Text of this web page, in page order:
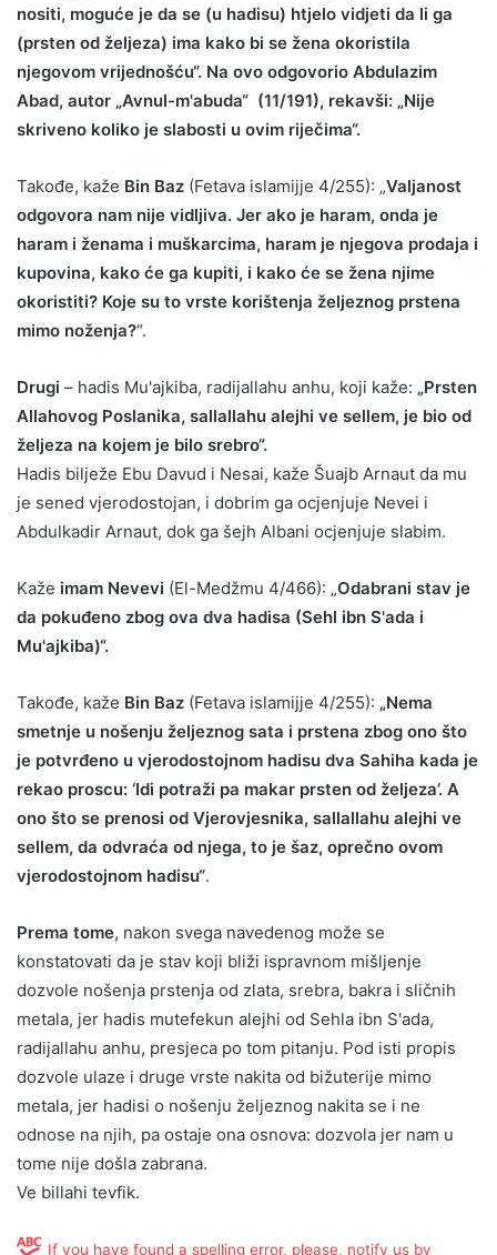
nositi, moguće je da se (u hadisu) htjelo vidjeti da li ga
(prsten od željeza) ima kako bi se žena okoristila
njegovom vrijednošću“. Na ovo odgovorio Abdulazim
Abad, autor „Avnul-m'abuda“ (11/191), rekavši: „Nije
skriveno koliko je slabosti u ovim riječima“.
Takođe, kaže Bin Baz (Fetava islamijje 4/255): „Valjanost
odgovora nam nije vidljiva. Jer ako je haram, onda je
haram i ženama i muškarcima, haram je njegova prodaja i
kupovina, kako će ga kupiti, i kako će se žena njime
okoristiti? Koje su to vrste korištenja željeznog prstena
mimo noženja?“.
Drugi – hadis Mu'ajkiba, radijallahu anhu, koji kaže: „Prsten
Allahovog Poslanika, sallallahu alejhi ve sellem, je bio od
željeza na kojem je bilo srebro“.
Hadis bilježe Ebu Davud i Nesai, kaže Šuajb Arnaut da mu
je sened vjerodostojan, i dobrim ga ocjenjuje Nevei i
Abdulkadir Arnaut, dok ga šejh Albani ocjenjuje slabim.
Kaže imam Nevevi (El-Medžmu 4/466): „Odabrani stav je
da pokuđeno zbog ova dva hadisa (Sehl ibn S'ada i
Mu'ajkiba)“.
Takođe, kaže Bin Baz (Fetava islamijje 4/255): „Nema
smetnje u nošenju željeznog sata i prstena zbog ono što
je potvrđeno u vjerodostojnom hadisu dva Sahiha kada je
rekao proscu: ‘Idi potraži pa makar prsten od željeza’. A
ono što se prenosi od Vjerovjesnika, sallallahu alejhi ve
sellem, da odvraća od njega, to je šaz, oprečno ovom
vjerodostojnom hadisu“.
Prema tome, nakon svega navedenog može se
konstatovati da je stav koji bliži ispravnom mišljenje
dozvole nošenja prstenja od zlata, srebra, bakra i sličnih
metala, jer hadis mutefekun alejhi od Sehla ibn S'ada,
radijallahu anhu, presjeca po tom pitanju. Pod isti propis
dozvole ulaze i druge vrste nakita od bižuterije mimo
metala, jer hadisi o nošenju željeznog nakita se i ne
odnose na njih, pa ostaje ona osnova: dozvola jer nam u
tome nije došla zabrana.
Ve billahi tevfik.
If you have found a spelling error, please, notify us by